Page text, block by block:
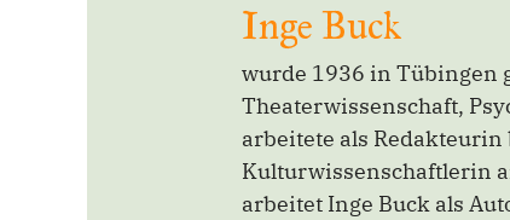
Inge Buck
wurde 1936 in Tübingen
Theaterwissenschaft,
arbeitete als
Kulturwissenschaftlerin
arbeitet Inge Buck als